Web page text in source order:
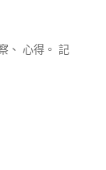
、 心得。 記